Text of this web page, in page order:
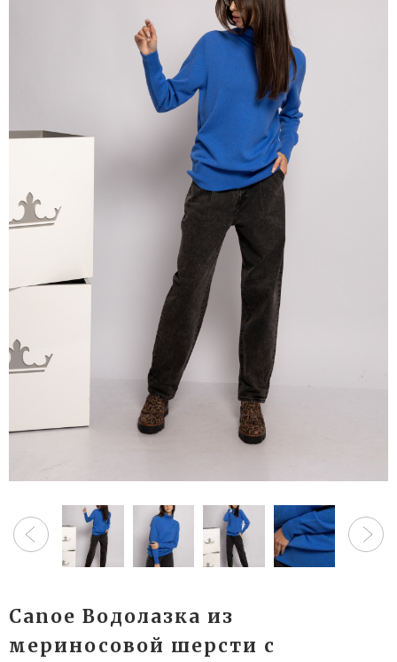
Canoe Водолазка из
мериносовой шерсти с